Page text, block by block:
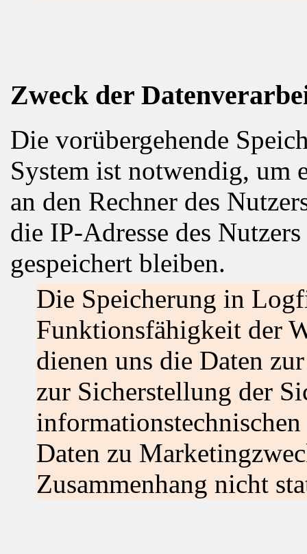
Zweck der
Die vorübergehende
System ist notwendig, um
an den Rechner des
die IP-Adresse des
gespeichert bleiben.
Die Speicherung in
Funktionsfähigkeit der
dienen uns die Daten
zur Sicherstellung der
Daten zu
Zusammenhang nicht